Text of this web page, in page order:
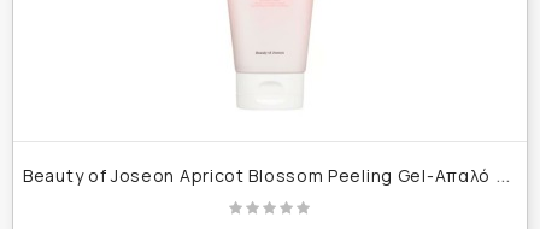
B
eauty of Joseon Apricot Blossom Peeling Gel-Απαλό τζελ απολέπισης 100ml